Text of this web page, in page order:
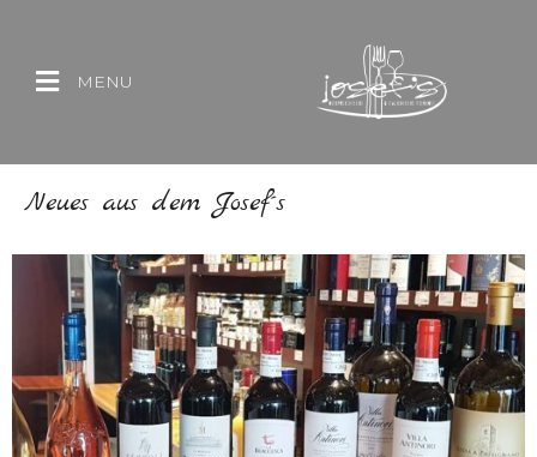
MENU
Neues aus dem Josef´s